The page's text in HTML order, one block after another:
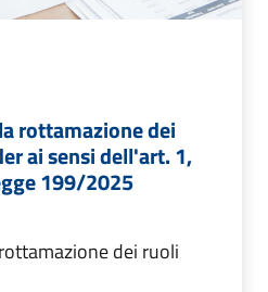
rottamazione dei
ai sensi dell'art. 1,
199/2025
dei ruoli